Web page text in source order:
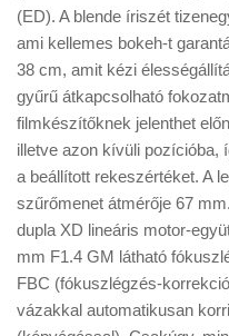
E-BB
(ED). A blende íriszét
ami kellemes bokeh-t
38 cm, amit kézi
gyűrű átkapcsolható
filmkészítőknek jelenthet
illetve azon kívüli pozícióba,
a beállított rekeszértéket. A
szűrőmenet átmérője 67
dupla XD lineáris motor-
mm F1.4 GM látható
FBC (fókuszlégzés-
vázakkal automatikusan